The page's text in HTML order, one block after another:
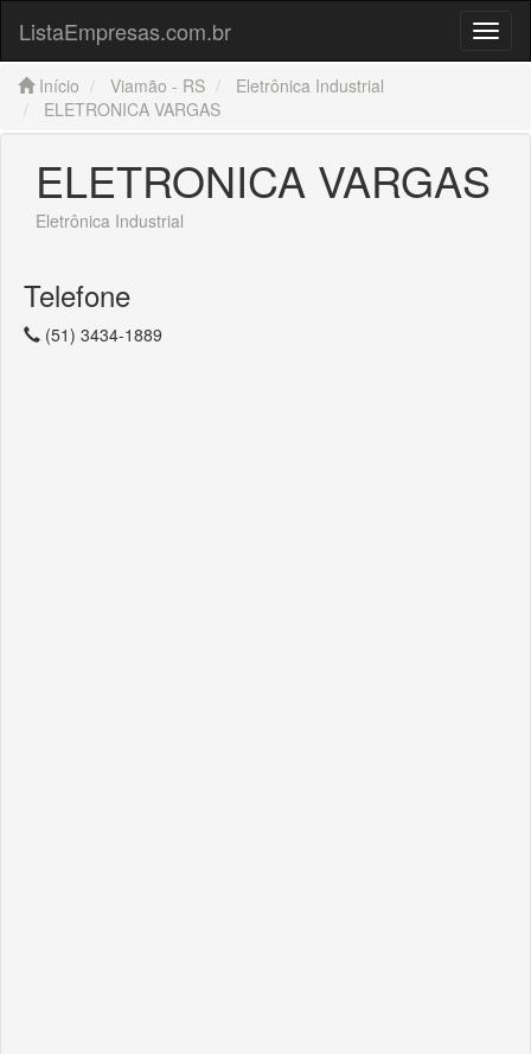
Menu
ListaEmpresas.com.br
Início Viamão - RS
Eletrônica Industrial
ELETRONICA VARGAS
ELETRONICA VARGAS
Eletrônica Industrial
Telefone
(51) 3434-1889